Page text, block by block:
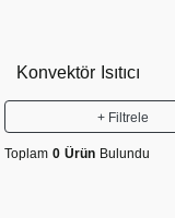
Konvektör Isıtıcı
+ Filtrele
Toplam 0 Ürün Bulundu